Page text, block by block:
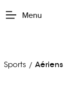
Menu
Sports / Aériens